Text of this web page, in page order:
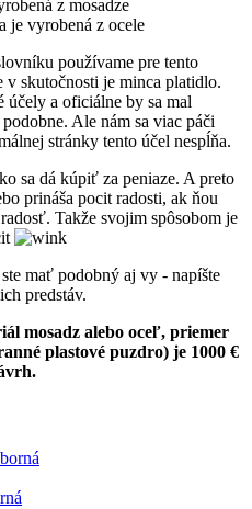
z mosadze
je vyrobená z ocele
používame pre tento
v skutočnosti je minca platidlo.
účely a oficiálne by sa mal
Ale nám sa viac páči
stránky tento účel nespĺňa.
sa dá kúpiť za peniaze. A preto
prináša pocit radosti, ak ňou
Takže svojim spôsobom je
mať podobný aj vy - napíšte
predstáv.
mosadz alebo oceľ, priemer
plastové puzdro) je 1000 €